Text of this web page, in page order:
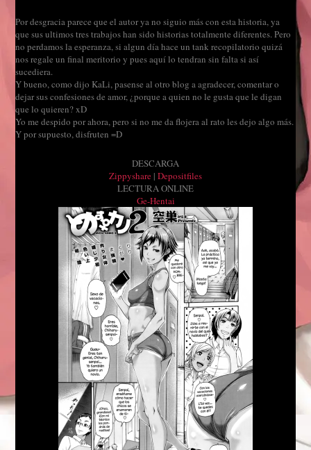
Por desgracia parece que el autor ya no siguio más con esta historia, ya
que sus ultimos tres trabajos han sido historias totalmente diferentes. Pero
no perdamos la esperanza, si algun día hace un tank recopilatorio quizá
nos regale un final meritorio y pues aquí lo tendran sin falta si así
sucediera.
Y bueno, como dijo KaLi, pasense al otro blog a agradecer, comentar o
dejar sus confesiones de amor, ¿porque a quien no le gusta que le digan
que lo quieren? xD
Yo me despido por ahora, pero si no me da flojera al rato les dejo algo más.
Y por supuesto, disfruten =D
DESCARGA
Zippyshare | Depositfiles
LECTURA ONLINE
Ge-Hentai